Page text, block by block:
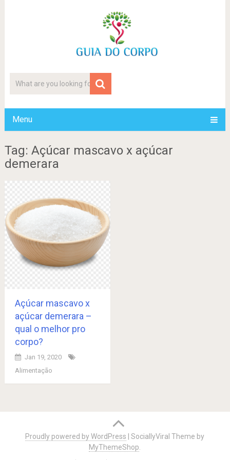
Menu
Tag: Açúcar mascavo x açúcar
demerara
Açúcar mascavo x
açúcar demerara –
qual o melhor pro
corpo?
Jan 19, 2020
Alimentação
navigation
Proudly powered by WordPress |SociallyViral Theme by
MyThemeShop.